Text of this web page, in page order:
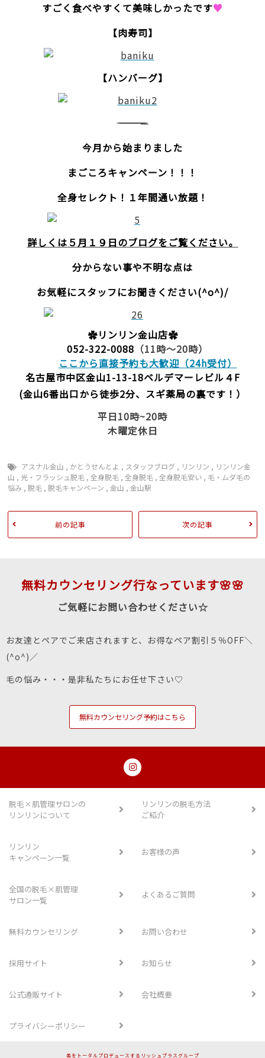
すごく食べやすくて美味しかったです♥
【肉寿司】
【ハンバーグ】
――――――――――――――――――――――――――—
今月から始まりました
まごころキャンペーン！！！
全身セレクト！１年間通い放題！
詳しくは５月１９日のブログをご覧ください。
分からない事や不明な点は
お気軽にスタッフにお聞きください(^o^)/
✿リンリン金山店✿
052-322-0088 （11時～20時）
ここから直接予約も大歓迎（24h受付）
名古屋市中区金山1-13-18ベルデマーレビル４F
(金山6番出口から徒歩2分、スギ薬局の裏です！）
平日10時~20時
木曜定休日
アスナル金山 , かとうせんとよ , スタッフブログ , リンリン , リンリン金
山 , 光・フラッシュ脱毛 ,全身脱毛 ,全身脱毛 ,全身脱毛安い , 毛・ムダ毛の
悩み ,脱毛 ,脱毛キャンペーン ,金山 ,金山駅
前の記事 次の記事
無料カウンセリング行なっています🌸🌸
ご気軽にお問い合わせください☆
お友達とペアでご来店されますと、お得なペア割引５％OFF＼
(^o^)／
毛の悩み・・・是非私たちにお任せ下さい♡
無料カウンセリング予約はこちら
脱毛×肌管理サロンの
リンリンについて
リンリンの脱毛方法
ご紹介
リンリン
キャンペーン一覧
お客様の声
全国の脱毛×肌管理
サロン一覧
よくあるご質問
無料カウンセリング お問い合わせ
採用サイト お知らせ
公式通販サイト 会社概要
プライバシーポリシー
美をトータルプロデュースするリッシュプラスグループ